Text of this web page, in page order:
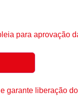
para aprovação
garante liberação